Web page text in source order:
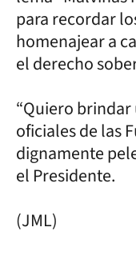
para recordar
homenajear a
el derecho
“Quiero
oficiales de las
dignamente
el Presidente.
(JML)